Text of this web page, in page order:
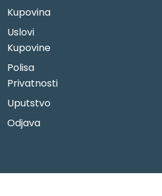
Kupovina
Uslovi
Kupovine
Polisa
Privatnosti
Uputstvo
Odjava